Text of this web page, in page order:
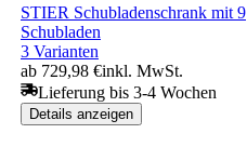
STIER Schubladenschrank mit 9
Schubladen
3 Varianten
ab 729,98 €inkl. MwSt.
Lieferung bis 3-4 Wochen
Details anzeigen